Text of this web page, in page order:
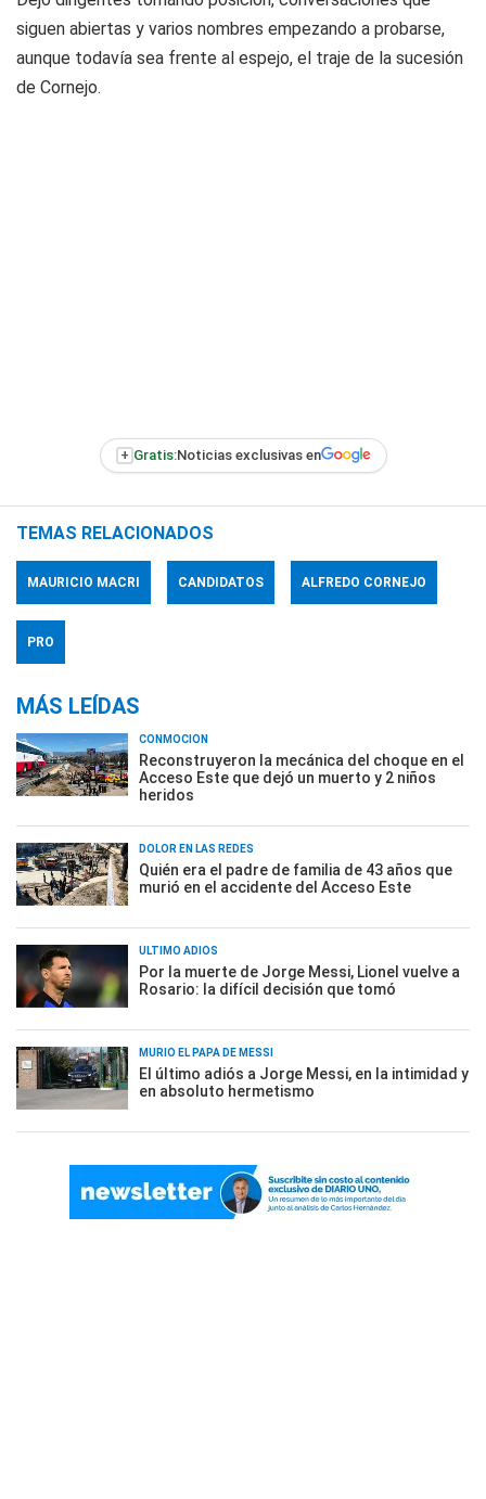
siguen abiertas y varios nombres empezando a probarse,
aunque todavía sea frente al espejo, el traje de la sucesión
de Cornejo.
+ Gratis:Noticias exclusivas en
TEMAS RELACIONADOS
MAURICIO MACRI CANDIDATOS ALFREDO CORNEJO
PRO
MÁS LEÍDAS
CONMOCIÓN
Reconstruyeron la mecánica del choque en el
Acceso Este que dejó un muerto y 2 niños
heridos
DOLOR EN LAS REDES
Quién era el padre de familia de 43 años que
murió en el accidente del Acceso Este
ÚLTIMO ADIÓS
Por la muerte de Jorge Messi, Lionel vuelve a
Rosario: la difícil decisión que tomó
MURIÓ EL PAPÁ DE MESSI
El último adiós a Jorge Messi, en la intimidad y
en absoluto hermetismo